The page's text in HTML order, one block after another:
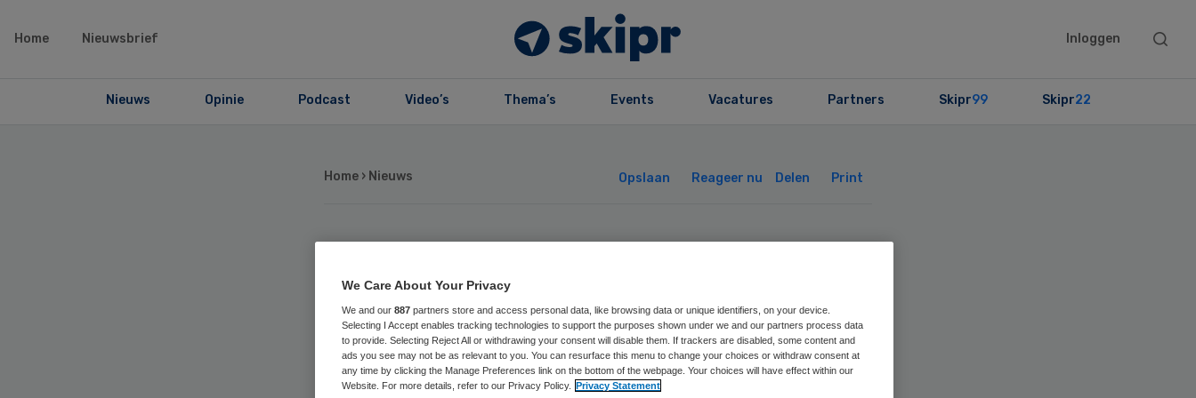
Home Nieuwsbrief Inloggen
Search
Nieuws Opinie Podcast Video’s Thema’s Events Vacatures Partners Skipr99 Skipr22
Home › Nieuws Opslaan Reageer nu Delen Print
Patyna koopt twee
huizen van
WoonFriesland
We Care About Your Privacy
We and our 887 partners store and access personal data, like browsing data or unique identifiers, on your device.
Selecting I Accept enables tracking technologies to support the purposes shown under we and our partners process data
to provide. Selecting Reject All or withdrawing your consent will disable them. If trackers are disabled, some content and
ads you see may not be as relevant to you. You can resurface this menu to change your choices or withdraw consent at
any time by clicking the Manage Preferences link on the bottom of the webpage. Your choices will have effect within our
Website. For more details, refer to our Privacy Policy. Privacy Statement